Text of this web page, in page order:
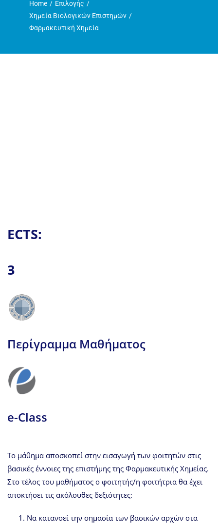
Η ζωή στο Τμήμα
Home
Επιλογής
Χημεία Βιολογικών Επιστημών
Φαρμακευτική Χημεία
ECTS:
3
Περίγραμμα Μαθήματος
e-Class
Το μάθημα αποσκοπεί στην εισαγωγή των φοιτητών στις
βασικές έννοιες της επιστήμης της Φαρμακευτικής Χημείας.
Στο τέλος του μαθήματος ο φοιτητής/η φοιτήτρια θα έχει
αποκτήσει τις ακόλουθες δεξιότητες:
Να κατανοεί την σημασία των βασικών αρχών στα